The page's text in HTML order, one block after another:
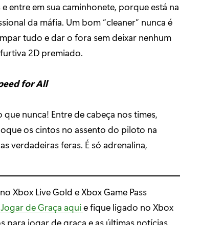
entre em sua caminhonete, porque está na
da máfia. Um bom “cleaner” nunca é
tudo e dar o fora sem deixar nenhum
2D premiado.
for All
nunca! Entre de cabeça nos times,
os cintos no assento do piloto na
verdadeiras feras. É só adrenalina,
Xbox Live Gold e Xbox Game Pass
de Graça aqui e fique ligado no Xbox
para jogar de graça e as últimas notícias